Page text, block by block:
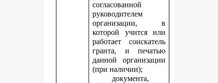
согласованной
руководителем
организации, в
которой учится или
работает соискатель
гранта, и печатью
данной организации
(при наличии);
документа,